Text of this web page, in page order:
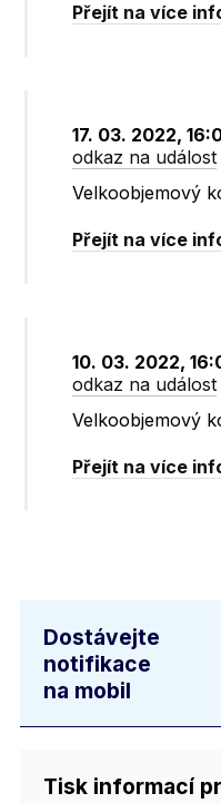
Přejít na více
17. 03. 2022,
odkaz na událost
Velkoobjemový
Přejít na více
10. 03. 2022,
odkaz na událost
Velkoobjemový
Přejít na více
Dostávejte
notifikace
na mobil
Tisk informací